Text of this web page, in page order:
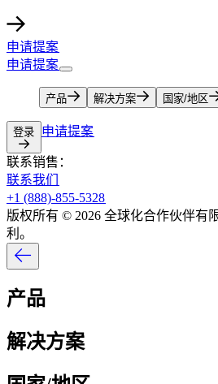
申请提案​​
申请提案​​
产品​​ 解决方案​​ 国家/地区​​
登录​​ 申请提案​​
联系销售：​​
联系我们​​
+1 (888)-855-5328​​
版权所有 © 2026 全球化合作伙伴有
利。​​
产品​​
解决方案​​